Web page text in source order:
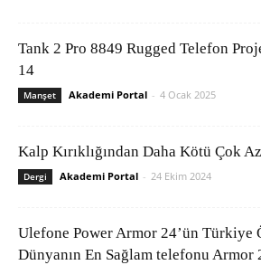
Tank 2 Pro 8849 Rugged Telefon
14
Manşet Akademi Portal - 4 Ocak 2025
Kalp Kırıklığından Daha Kötü Çok
Dergi Akademi Portal - 24 Ekim 2024
Ulefone Power Armor 24’ün Türkiye
Dünyanın En Sağlam telefonu Armor